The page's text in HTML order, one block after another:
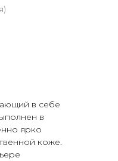
в себе
в
ярко
коже.